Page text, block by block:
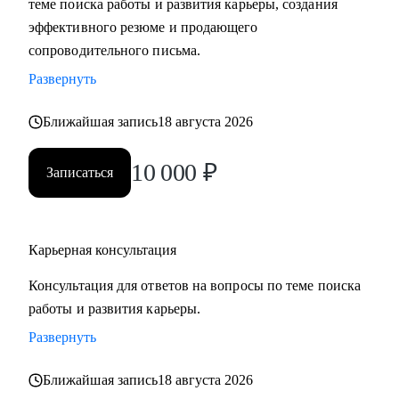
сложные вопросы.
Кому могу помочь:
среднего звена
при смене деятельности, перерыве в карьере, в том числе
• Административный персонал
• Страхование
• Продажи / Услуги
• Информационные технологии
Мой подход в работе – не делаю за вас, делаю вместе с
теме поиска работы и развития карьеры, создания
эффективного резюме и продающего
сопроводительного письма.
Развернуть
Ближайшая запись18 августа 2026
Записаться 10 000 ₽
Карьерная консультация
Консультация для ответов на вопросы по теме поиска
работы и развития карьеры.
Развернуть
Ближайшая запись18 августа 2026